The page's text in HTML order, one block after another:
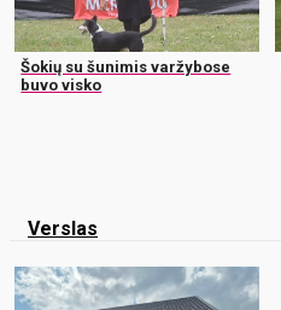
Šokių su šunimis varžybose
buvo visko
Verslas